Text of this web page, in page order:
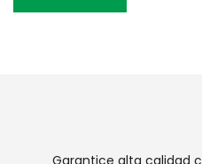
Garantice alta calidad